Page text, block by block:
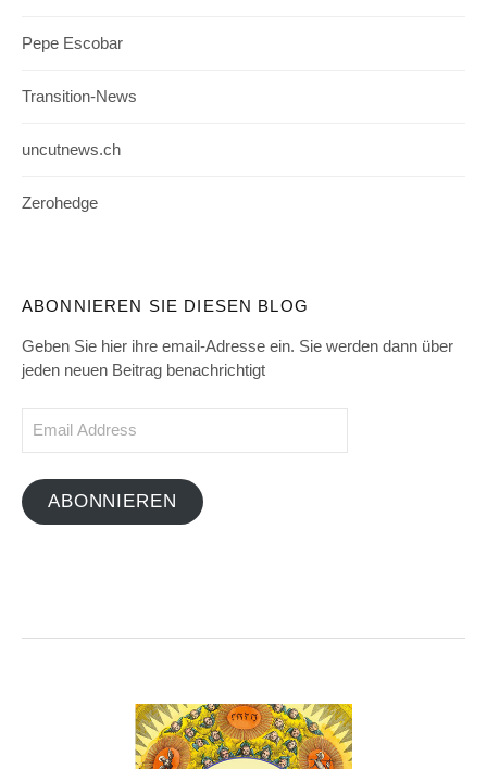
Pepe Escobar
Transition-News
uncutnews.ch
Zerohedge
ABONNIEREN SIE DIESEN BLOG
Geben Sie hier ihre email-Adresse ein. Sie werden dann über
jeden neuen Beitrag benachrichtigt
ABONNIEREN